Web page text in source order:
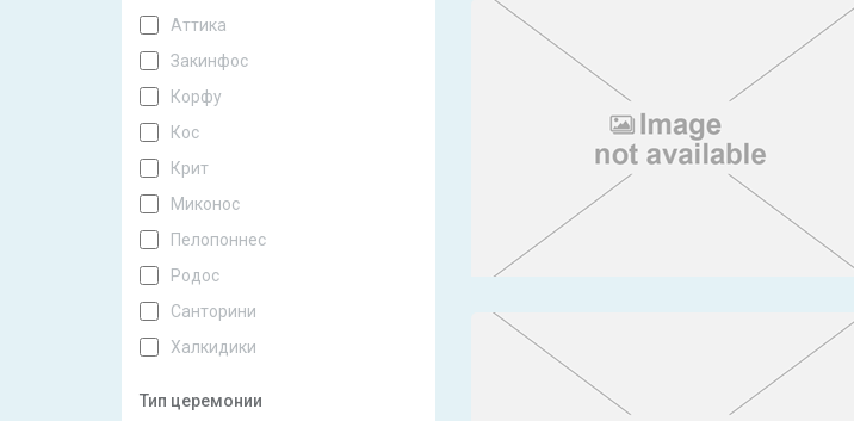
Аттика
Закинфос
Корфу
Кос
Крит
Миконос
Пелопоннес
Родос
Санторини
Халкидики
Тип церемонии